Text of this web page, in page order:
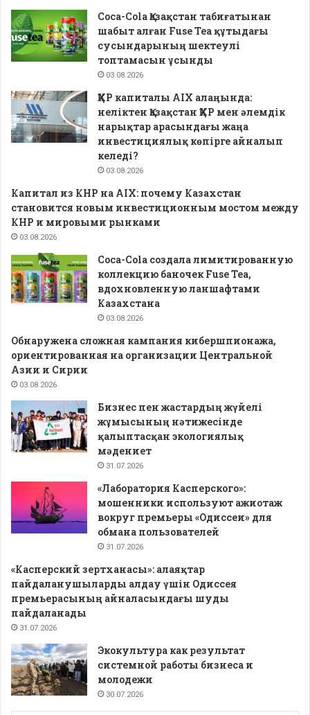
Coca-Cola Қазақстан табиғатынан
шабыт алған Fuse Tea құтыдағы
сусындарының шектеулі
топтамасын ұсынды
03.08.2026
ҚХР капиталы AIX алаңында:
неліктен Қазақстан ҚХР мен әлемдік
нарықтар арасындағы жаңа
инвестициялық көпірге айналып
келеді?
03.08.2026
Капитал из КНР на AIX: почему Казахстан
становится новым инвестиционным мостом между
КНР и мировыми рынками
03.08.2026
Coca-Cola создала лимитированную
коллекцию баночек Fuse Tea,
вдохновленную ланшафтами
Казахстана
03.08.2026
Обнаружена сложная кампания кибершпионажа,
ориентированная на организации Центральной
Азии и Сирии
03.08.2026
Бизнес пен жастардың жүйелі
жұмысының нәтижесінде
қалыптасқан экологиялық
мәдениет
31.07.2026
«Лаборатория Касперского»:
мошенники используют ажиотаж
вокруг премьеры «Одиссеи» для
обмана пользователей
31.07.2026
«Касперский зертханасы»: алаяқтар
пайдаланушыларды алдау үшін Одиссея
премьерасының айналасындағы шуды
пайдаланады
31.07.2026
Экокультура как результат
системной работы бизнеса и
молодежи
30.07.2026